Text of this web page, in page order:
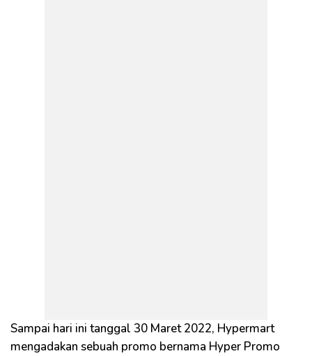
Sampai hari ini tanggal 30 Maret 2022, Hypermart
mengadakan sebuah promo bernama Hyper Promo